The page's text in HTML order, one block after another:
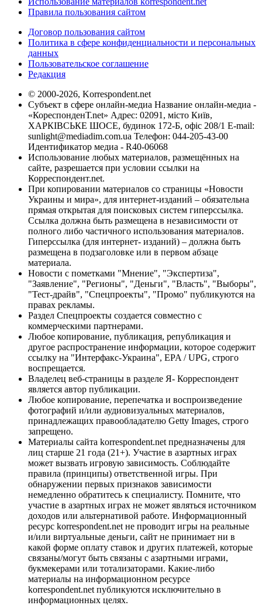
Правила пользования сайтом
Договор пользования сайтом
Политика в сфере конфиденциальности и персональных
данных
Пользовательское соглашение
Редакция
© 2000-2026, Korrespondent.net
Субъект в сфере онлайн-медиа Название онлайн-медиа -
«КореспонденТ.net» Адрес: 02091, місто Київ,
ХАРКІВСЬКЕ ШОСЕ, будинок 172-Б, офіс 208/1 E-mail:
sunlight@mediadim.com.ua Телефон: 044-205-43-00
Идентификатор медиа - R40-06068
Использование любых материалов, размещённых на
сайте, разрешается при условии ссылки на
Корреспондент.net.
При копировании материалов со страницы «Новости
Украины и мира», для интернет-изданий – обязательна
прямая открытая для поисковых систем гиперссылка.
Ссылка должна быть размещена в независимости от
полного либо частичного использования материалов.
Гиперссылка (для интернет- изданий) – должна быть
размещена в подзаголовке или в первом абзаце
материала.
Новости с пометками "Мнение", "Экспертиза",
"Заявление", "Регионы", "Деньги", "Власть", "Выборы",
"Тест-драйв", "Спецпроекты", "Промо" публикуются на
правах рекламы.
Раздел Спецпроекты создается совместно с
коммерческими партнерами.
Любое копирование, публикация, републикация и
другое распространение информации, которое содержит
ссылку на "Интерфакс-Украина", EPA / UPG, строго
воспрещается.
Владелец веб-страницы в разделе Я- Корреспондент
является автор публикации.
Любое копирование, перепечатка и воспроизведение
фотографий и/или аудиовизуальных материалов,
принадлежащих правообладателю Getty Images, строго
запрещено.
Материалы сайта korrespondent.net предназначены для
лиц старше 21 года (21+). Участие в азартных играх
может вызвать игровую зависимость. Соблюдайте
правила (принципы) ответственной игры. При
обнаружении первых признаков зависимости
немедленно обратитесь к специалисту. Помните, что
участие в азартных играх не может являться источником
доходов или альтернативой работе. Информационный
ресурс korrespondent.net не проводит игры на реальные
и/или виртуальные деньги, сайт не принимает ни в
какой форме оплату ставок и других платежей, которые
связаны/могут быть связаны с азартными играми,
букмекерами или тотализаторами. Какие-либо
материалы на информационном ресурсе
korrespondent.net публикуются исключительно в
информационных целях.